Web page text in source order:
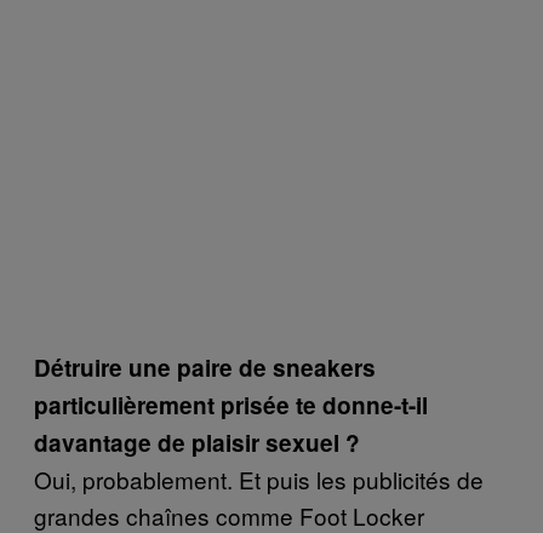
Détruire une paire de sneakers
particulièrement prisée te donne-t-il
davantage de plaisir sexuel ?
Oui, probablement. Et puis les publicités de
grandes chaînes comme Foot Locker